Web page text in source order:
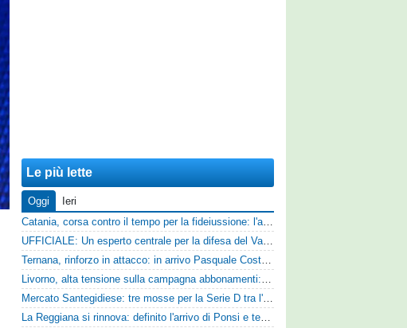
Le più lette
Oggi
Ieri
Catania, corsa contro il tempo per la fideiussione: l'annuncio della società e le ragioni dello slittamento
UFFICIALE: Un esperto centrale per la difesa del Vado
Ternana, rinforzo in attacco: in arrivo Pasquale Costanzo dalla Paganese
Livorno, alta tensione sulla campagna abbonamenti: la stoccata della Curva Nord alla società
Mercato Santegidiese: tre mosse per la Serie D tra l'ingaggio di Diakhate e due rinnovi chiave
La Reggiana si rinnova: definito l'arrivo di Ponsi e test con l'Alcione